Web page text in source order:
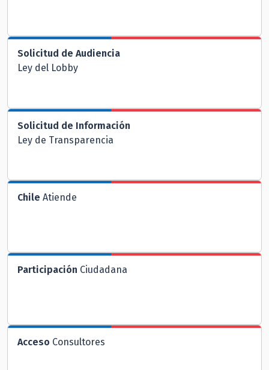
Solicitud de Audiencia
Ley del Lobby
Solicitud de Información
Ley de Transparencia
Chile Atiende
Participación Ciudadana
Acceso Consultores